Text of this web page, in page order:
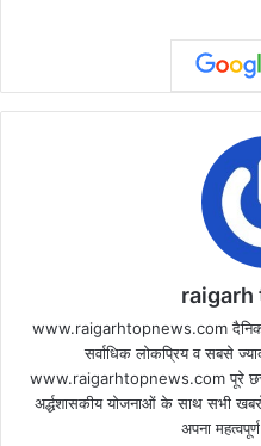
raigarh
www.raigarhtopnews.com दैनिक
सर्वाधिक लोकप्रिय व सबसे
www.raigarhtopnews.com पूरे
अर्द्धशासकीय योजनाओं के साथ सभी
अपना